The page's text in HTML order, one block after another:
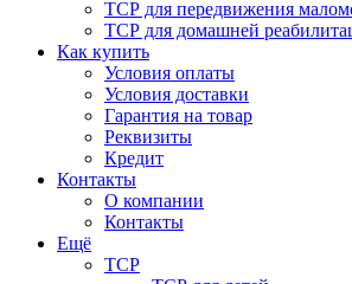
ТСР для передвижения
ТСР для домашней
Как купить
Условия оплаты
Условия доставки
Гарантия на товар
Реквизиты
Кредит
Контакты
О компании
Контакты
Ещё
ТСР